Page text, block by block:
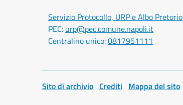
Servizio Protocollo, URP e Albo Pretorio
PEC: urp@pec.comune.napoli.it
Centralino unico:0817951111
Sito di archivio Crediti Mappa del sito